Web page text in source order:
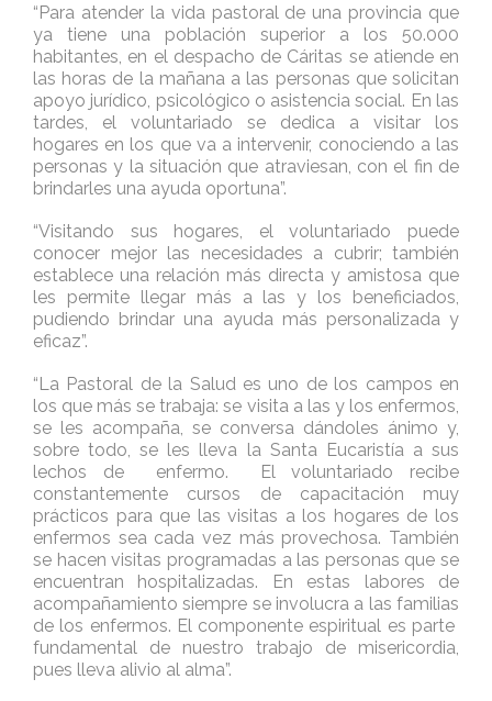
“Para atender la vida pastoral de una provincia que
ya tiene una población superior a los 50.000
habitantes, en el despacho de Cáritas se atiende en
las horas de la mañana a las personas que solicitan
apoyo jurídico, psicológico o asistencia social. En las
tardes, el voluntariado se dedica a visitar los
hogares en los que va a intervenir, conociendo a las
personas y la situación que atraviesan, con el fin de
brindarles una ayuda oportuna”.
“Visitando sus hogares, el voluntariado puede
conocer mejor las necesidades a cubrir; también
establece una relación más directa y amistosa que
les permite llegar más a las y los beneficiados,
pudiendo brindar una ayuda más personalizada y
eficaz”.
“La Pastoral de la Salud es uno de los campos en
los que más se trabaja: se visita a las y los enfermos,
se les acompaña, se conversa dándoles ánimo y,
sobre todo, se les lleva la Santa Eucaristía a sus
lechos de enfermo. El voluntariado recibe
constantemente cursos de capacitación muy
prácticos para que las visitas a los hogares de los
enfermos sea cada vez más provechosa. También
se hacen visitas programadas a las personas que se
encuentran hospitalizadas. En estas labores de
acompañamiento siempre se involucra a las familias
de los enfermos. El componente espiritual es parte
fundamental de nuestro trabajo de misericordia,
pues lleva alivio al alma”.